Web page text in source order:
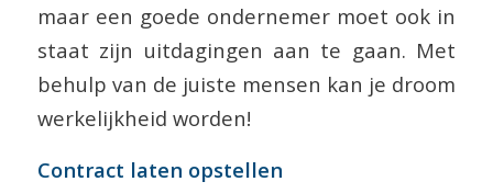
maar een goede ondernemer moet ook in
staat zijn uitdagingen aan te gaan. Met
behulp van de juiste mensen kan je droom
werkelijkheid worden!
Contract laten opstellen